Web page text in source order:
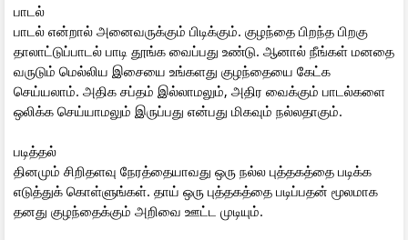
பாடல்
பாடல் என்றால் அனைவருக்கும் பிடிக்கும். குழந்தை பிறந்த பிறகு
தாலாட்டுப்பாடல் பாடி தூங்க வைப்பது உண்டு. ஆனால் நீங்கள் மனதை
வருடும் மெல்லிய இசையை உங்களது குழந்தையை கேட்க
செய்யலாம். அதிக சப்தம் இல்லாமலும், அதிர வைக்கும் பாடல்களை
ஒலிக்க செய்யாமலும் இருப்பது என்பது மிகவும் நல்லதாகும்.
படித்தல்
தினமும் சிறிதளவு நேரத்தையாவது ஒரு நல்ல புத்தகத்தை படிக்க
எடுத்துக் கொள்ளுங்கள். தாய் ஒரு புத்தகத்தை படிப்பதன் மூலமாக
தனது குழந்தைக்கும் அறிவை ஊட்ட முடியும்.